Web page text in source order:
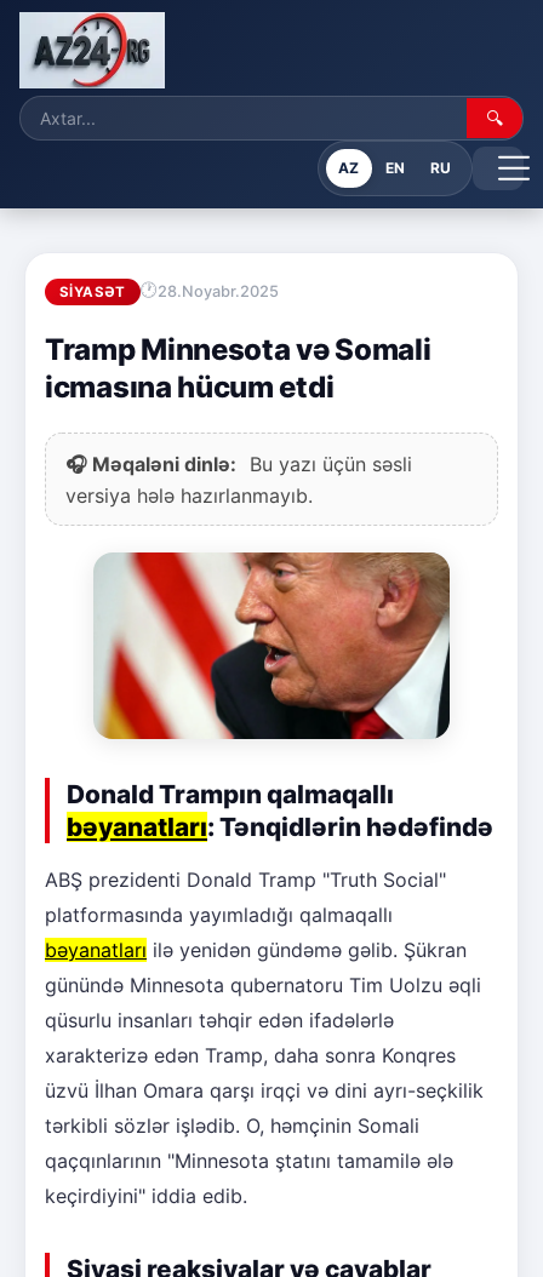
🔍
AZ EN RU
SIYASƏT 28.Noyabr.2025
Tramp Minnesota və Somali
icmasına hücum etdi
🎧 Məqaləni dinlə:
Bu yazı üçün səsli
versiya hələ hazırlanmayıb.
Donald Trampın qalmaqallı
bəyanatları: Tənqidlərin hədəfində
ABŞ prezidenti Donald Tramp "Truth Social"
platformasında yayımladığı qalmaqallı
bəyanatları ilə yenidən gündəmə gəlib. Şükran
günündə Minnesota qubernatoru Tim Uolzu əqli
qüsurlu insanları təhqir edən ifadələrlə
xarakterizə edən Tramp, daha sonra Konqres
üzvü İlhan Omara qarşı irqçi və dini ayrı-seçkilik
tərkibli sözlər işlədib. O, həmçinin Somali
qaçqınlarının "Minnesota ştatını tamamilə ələ
keçirdiyini" iddia edib.
Siyasi reaksiyalar və cavablar